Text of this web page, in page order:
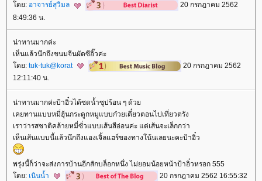
ดย: อาจารย์สุวิมล
20 กรกฎาคม 2562
8:49:36 น.
น่าทานมากค่ะ
เห็นแล้วนึกถึงขนมจีนผัดซีอิ๊วค่ะ
ดย: tuk-tuk@korat
20 กรกฎาคม 2562
12:11:40 น.
น่าทานมากค่ะป้าอิ๋วได้ซดน้ำซุปร้อน ๆ ด้ว
เคยทานแบบหมี่ฮุ้นกระดูกหมูแบบก๋วยเตี๋ยวตอนไปเที่ยวตรัง
เราว่ารสชาติคล้ายหมี่ซั่วแบบเส้นสีอ่อนค่ะ แต่เส้นจะเล็กกว่า
เห็นเส้นแบบนี้แล้วนึกถึงแองเจิ้ลแฮร์ของทางโน้นเลยนะคะป้าอิ๋ว
พรุ่งนี้ก็ว่าจะส่งการบ้านอีกสักบล็อกหนึ่ง ไม่ยอมน้อยหน้าป้าอิ๋วหรอก 555
ดย: เนินน้ำ
20 กรกฎาคม 2562 16:55:32